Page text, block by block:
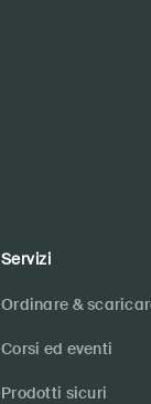
Servizi
Ordinare &
Corsi ed eventi
Prodotti sicuri